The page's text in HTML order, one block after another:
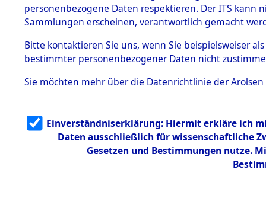
Effekten aus
dem KZ
Dachau
1.2.9.2
Effekten aus
dem KZ
Bayerisches
1.2.9.3
Effekten aus
dem KZ
Neuengamm
personenbezogene Daten respektieren. Der ITS
Sammlungen erscheinen, verantwortlich gemacht
Bitte kontaktieren Sie uns, wenn Sie beispielsweiser
bestimmter personenbezogener Daten nicht
Sie möchten mehr über die Datenrichtlinie der Arolsen
Einverständniserklärung: Hiermit erkläre ich
Daten ausschließlich für wissenschaftliche
Gesetzen und Bestimmungen nutze.